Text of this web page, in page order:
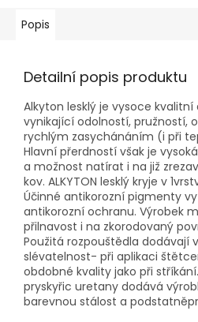
Popis
Detailní popis produktu
Alkyton lesklý je vysoce kvalitní
vynikající odolností, pružností,
rychlým zasychánáním (i při
Hlavní přerdností však je
a možnost natírat i na již
kov. ALKYTON lesklý kryje v
Účinné antikorozní pigmenty
antikorozní ochranu. Výrobek
přilnavost i na zkorodovaný
Použitá rozpouštědla dodávají
slévatelnost- při aplikaci
obdobné kvality jako při
pryskyřic uretany dodává
barevnou stálost a